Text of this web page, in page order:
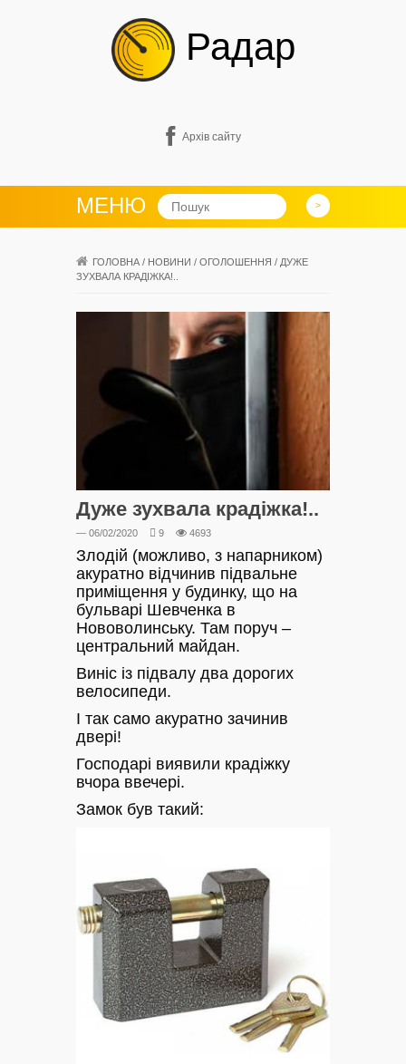
Радар
Архів сайту
МЕНЮ
ГОЛОВНА / НОВИНИ / ОГОЛОШЕННЯ / ДУЖЕ
ЗУХВАЛА КРАДІЖКА!..
Дуже зухвала крадіжка!..
— 06/02/2020 9 4693
Злодій (можливо, з напарником)
акуратно відчинив підвальне
приміщення у будинку, що на
бульварі Шевченка в
Нововолинську. Там поруч –
центральний майдан.
Виніс із підвалу два дорогих
велосипеди.
І так само акуратно зачинив
двері!
Господарі виявили крадіжку
вчора ввечері.
Замок був такий: